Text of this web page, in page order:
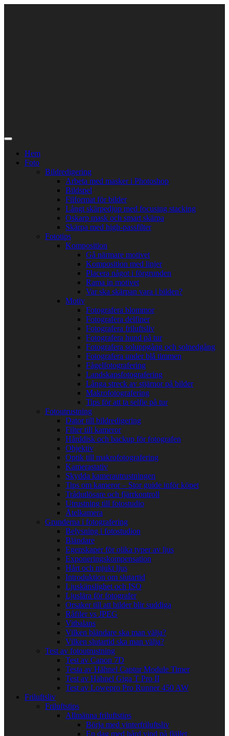
Hem
Foto
Bildredigering
Arbeta med masker i Photoshop
Bildspel
Filformat för bilder
Långt skärpedjup med focusing stacking
Oskarp mask och smart skärpa
Skärpa med high-passfilter
Fototips
Komposition
Gå närmare motivet
Komposition med linjer
Placera något i förgrunden
Rama in motivet
Var ska skärpan vara i bilden?
Motiv
Fotografera blommor
Fotografera delfiner
Fotografera friluftsliv
Fotografera hund på tur
Fotografera soluppgång och solnedgång
Fotografera under blå timmen
Fågelfotografering
Landskapsfotografering
Långa streck av stjärnor på bilder
Makrofotografering
Tips för att ta selfie på tur
Fotoutrustning
Dator till bildredigering
Filter till kameror
Hårddisk och backup för fotografen
Objektiv
Optik till makrofotografering
Kamerastativ
Skydda kamerautrustningen
Tips om kameror – Stor guide inför köpet
Trådutlösare och fjärrkontroll
Utrustning till fotostudio
Åtelkamera
Grunderna i fotografering
Belysning i fotostudion
Bländare
Egenskaper för olika typer av ljus
Exponeringskompensation
Hårt och mjukt ljus
Introduktion om slutartid
Ljuskänslighet och ISO
Ljuslära för fotografer
Orsaker till att bilder blir suddiga
Råfiler vs JPEG
Vitbalans
Vilken bländare ska man välja?
Vilken slutartid ska man välja?
Test av fotoutrustning
Test av Canon 7D
Testa av Hähnel Captur Module Timer
Test av Hähnel Giga T Pro II
Test av Lowepro Pro Runner 450 AW
Friluftsliv
Friluftstips
Allmänna friluftstips
Börja med vinterfriluftsliv
En dag med hård vind på fjället